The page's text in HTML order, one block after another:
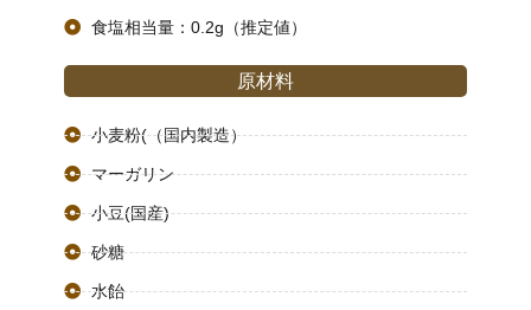
食塩相当量：0.2g（推定値）
原材料
小麦粉(（国内製造）
マーガリン
小豆(国産)
砂糖
水飴